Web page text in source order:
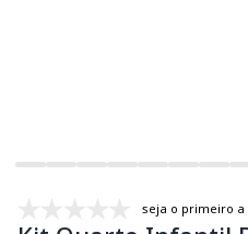
seja o primeiro